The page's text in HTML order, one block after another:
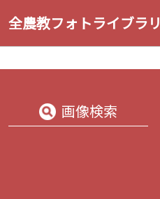
全農教フォトライブラリ
画像検索